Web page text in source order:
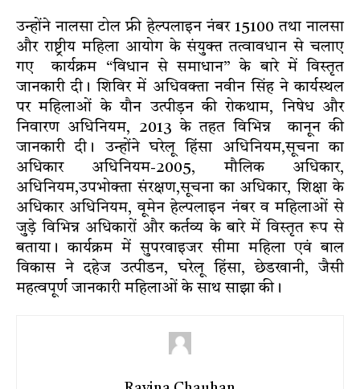
उन्होंने नालसा टोल फ्री हेल्पलाइन नंबर 15100 तथा नालसा
और राष्ट्रीय महिला आयोग के संयुक्त तत्वावधान से चलाए
गए कार्यक्रम “विधान से समाधान” के बारे में विस्तृत
जानकारी दी। शिविर में अधिवक्ता नवीन सिंह ने कार्यस्थल
पर महिलाओं के यौन उत्पीड़न की रोकथाम, निषेध और
निवारण अधिनियम, 2013 के तहत विभिन्न कानून की
जानकारी दी। उन्होंने घरेलू हिंसा अधिनियम,सूचना का
अधिकार अधिनियम-2005, मौलिक अधिकार,
अधिनियम,उपभोक्ता संरक्षण,सूचना का अधिकार, शिक्षा के
अधिकार अधिनियम, वूमेन हेल्पलाइन नंबर व महिलाओं से
जुड़े विभिन्न अधिकारों और कर्तव्य के बारे में विस्तृत रूप से
बताया। कार्यक्रम में सुपरवाइजर सीमा महिला एवं बाल
विकास ने दहेज उत्पीडन, घरेलू हिंसा, छेडखानी, जैसी
महत्वपूर्ण जानकारी महिलाओं के साथ साझा की।